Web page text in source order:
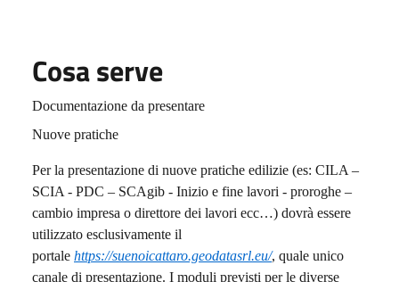
Cosa serve
Documentazione da presentare
Nuove pratiche
Per la presentazione di nuove pratiche edilizie (es: CILA –
SCIA - PDC – SCAgib - Inizio e fine lavori - proroghe –
cambio impresa o direttore dei lavori ecc…) dovrà essere
utilizzato esclusivamente il
portale https://suenoicattaro.geodatasrl.eu/, quale unico
canale di presentazione. I moduli previsti per le diverse